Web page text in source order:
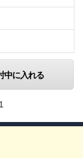
中に入れる